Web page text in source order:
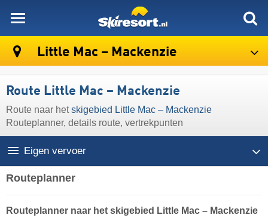
Little Mac – Mackenzie
Route Little Mac – Mackenzie
Route naar hetskigebied Little Mac – Mackenzie
Routeplanner, details route, vertrekpunten
Eigen vervoer
Routeplanner
Routeplanner naar het skigebied Little Mac – Mackenzie